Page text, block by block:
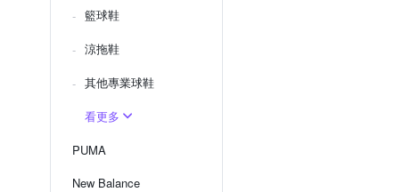
籃球鞋
涼拖鞋
其他專業球鞋
看更多
PUMA
New Balance